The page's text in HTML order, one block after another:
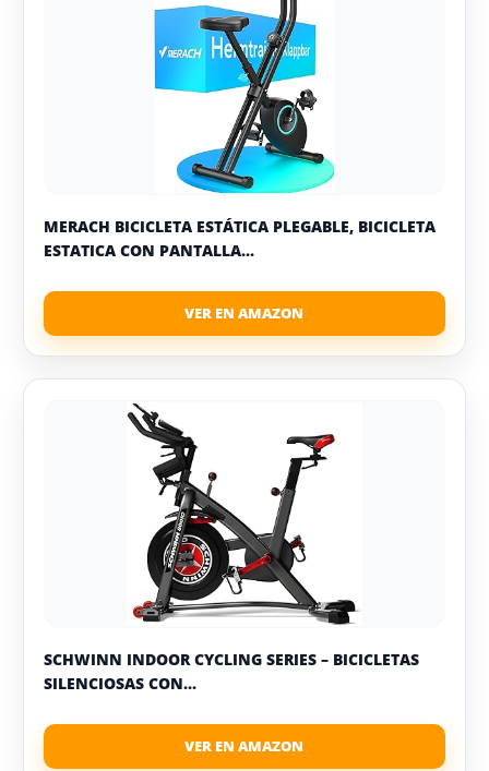
MERACH BICICLETA ESTÁTICA PLEGABLE, BICICLETA
ESTATICA CON PANTALLA...
SCHWINN INDOOR CYCLING SERIES – BICICLETAS
SILENCIOSAS CON...